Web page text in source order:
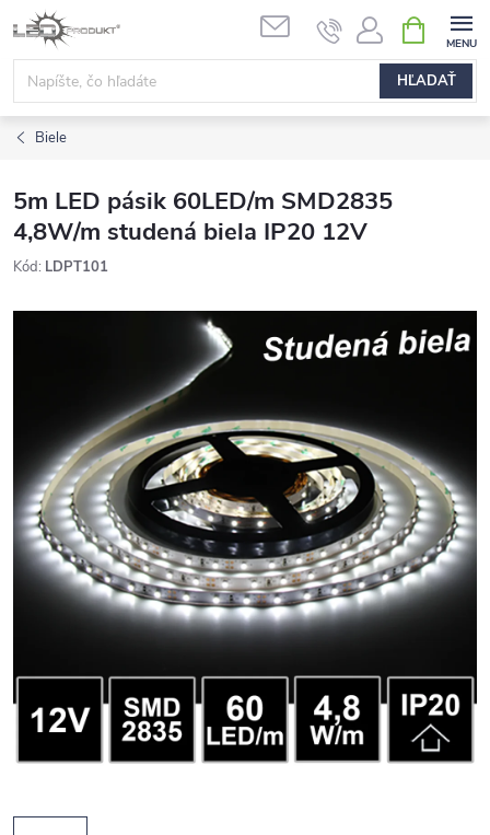
Prejsť
na
obsah
HĽADAŤ
KOŠÍK
Biele
5m LED pásik 60LED/m SMD2835
4,8W/m studená biela IP20 12V
Kód: LDPT101